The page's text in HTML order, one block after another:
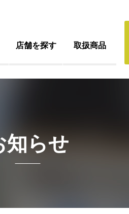
店舗を探す 取扱商品
知らせ